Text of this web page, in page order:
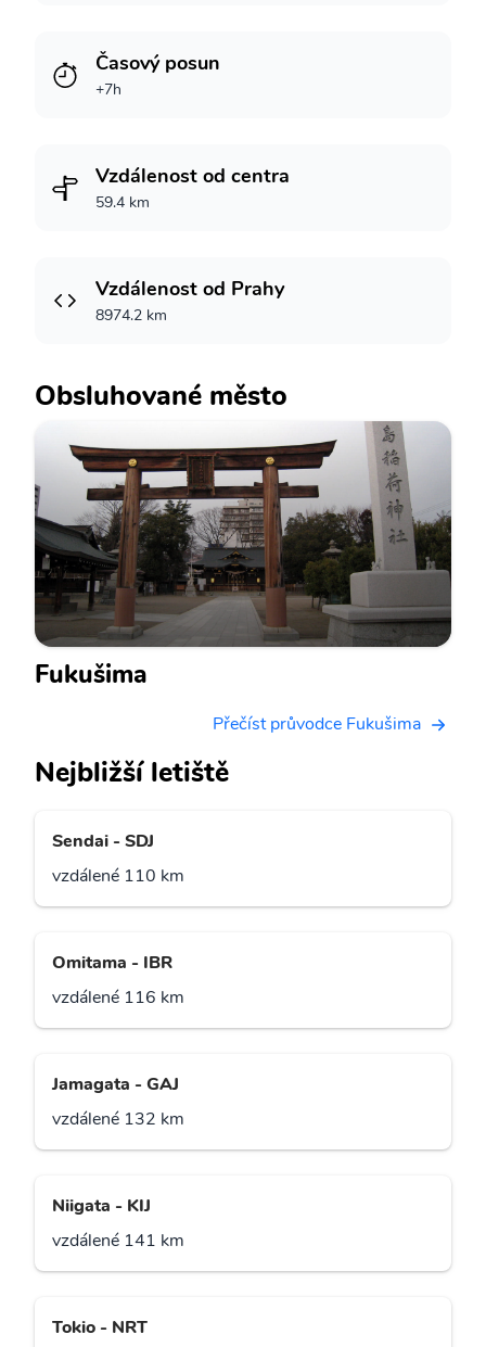
Časový posun
+7h
Vzdálenost od centra
59.4 km
Vzdálenost od Prahy
8974.2 km
Obsluhované město
Fukušima
Přečíst průvodce Fukušima
Nejbližší letiště
Sendai - SDJ
vzdálené 110 km
Omitama - IBR
vzdálené 116 km
Jamagata - GAJ
vzdálené 132 km
Niigata - KIJ
vzdálené 141 km
Tokio - NRT